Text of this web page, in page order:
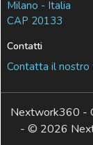
Milano - Italia
CAP 20133
Contatti
Contatta il nostro
Nextwork360 -
- © 2026